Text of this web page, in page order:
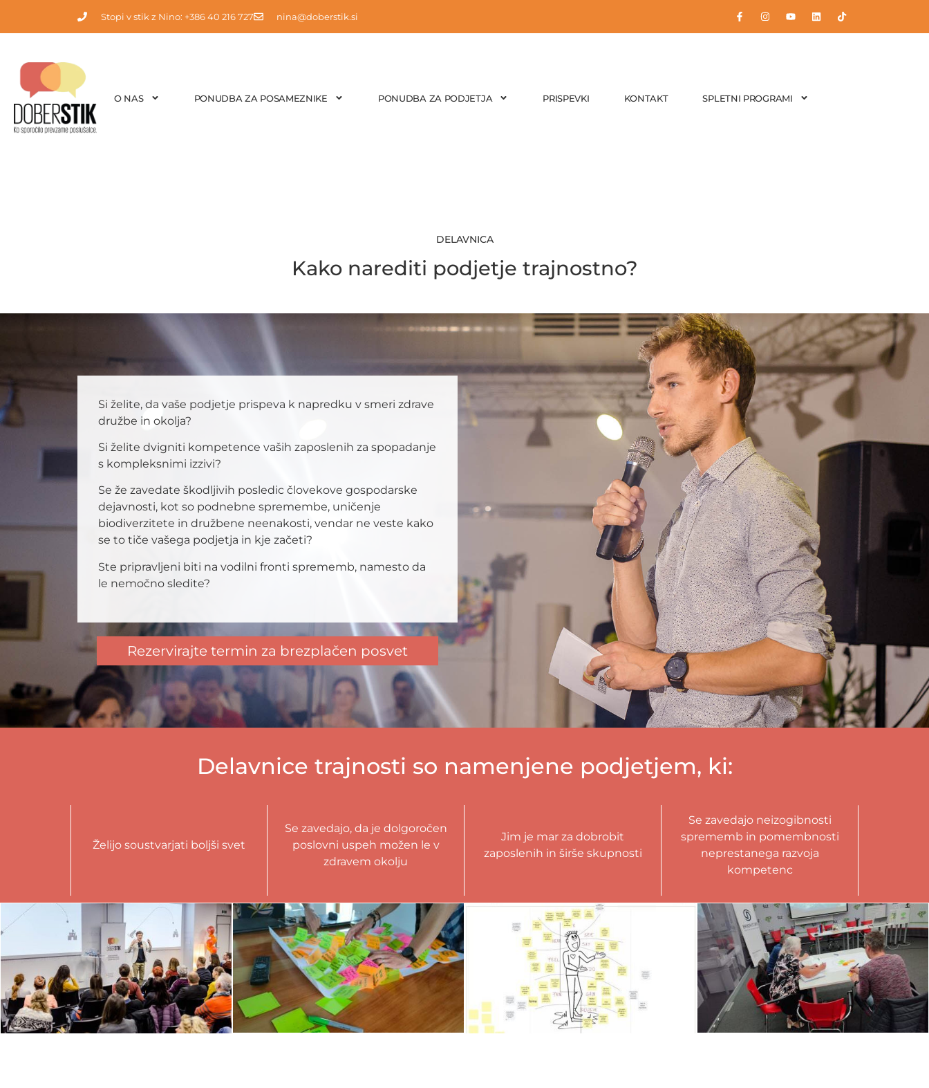
Stopi v stik z Nino: +386 40 216 727 nina@doberstik.si
O NAS PONUDBA ZA POSAMEZNIKE PONUDBA ZA PODJETJA PRISPEVKI KONTAKT SPLETNI PROGRAMI
DELAVNICA
Kako narediti podjetje trajnostno?
Si želite, da vaše podjetje prispeva k napredku v smeri zdrave
družbe in okolja?
Si želite dvigniti kompetence vaših zaposlenih za spopadanje
s kompleksnimi izzivi?
Se že zavedate škodljivih posledic človekove gospodarske
dejavnosti, kot so podnebne spremembe, uničenje
biodiverzitete in družbene neenakosti, vendar ne veste kako
se to tiče vašega podjetja in kje začeti?
Ste pripravljeni biti na vodilni fronti sprememb, namesto da
le nemočno sledite?
Rezervirajte termin za brezplačen posvet
Delavnice trajnosti so namenjene podjetjem, ki:
Želijo soustvarjati boljši svet
Se zavedajo, da je dolgoročen
poslovni uspeh možen le v
zdravem okolju
Jim je mar za dobrobit
zaposlenih in širše skupnosti
Se zavedajo neizogibnosti
sprememb in pomembnosti
neprestanega razvoja
kompetenc